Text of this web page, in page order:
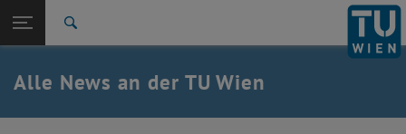
TU Login
Quicklinks
Quicklinks-Menü umschalten
Studium
Karriere
Alle News an der TU Wien